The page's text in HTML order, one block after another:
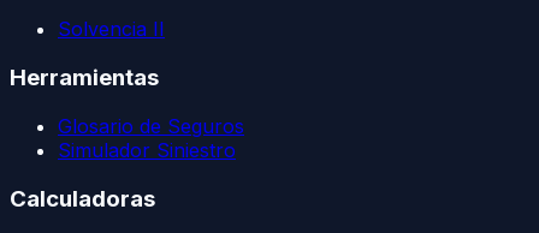
Solvencia II
Herramientas
Glosario de Seguros
Simulador Siniestro
Calculadoras